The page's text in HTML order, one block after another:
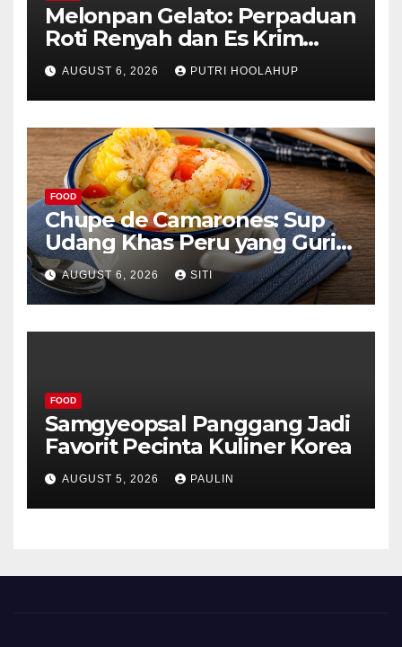
Melonpan Gelato: Perpaduan
Roti Renyah dan Es Krim
Lembut yang Menggoda
AUGUST 6, 2026 PUTRI HOOLAHUP
FOOD
Chupe de Camarones: Sup
Udang Khas Peru yang Gurih
Lezat
AUGUST 6, 2026 SITI
FOOD
Samgyeopsal Panggang Jadi
Favorit Pecinta Kuliner Korea
AUGUST 5, 2026 PAULIN